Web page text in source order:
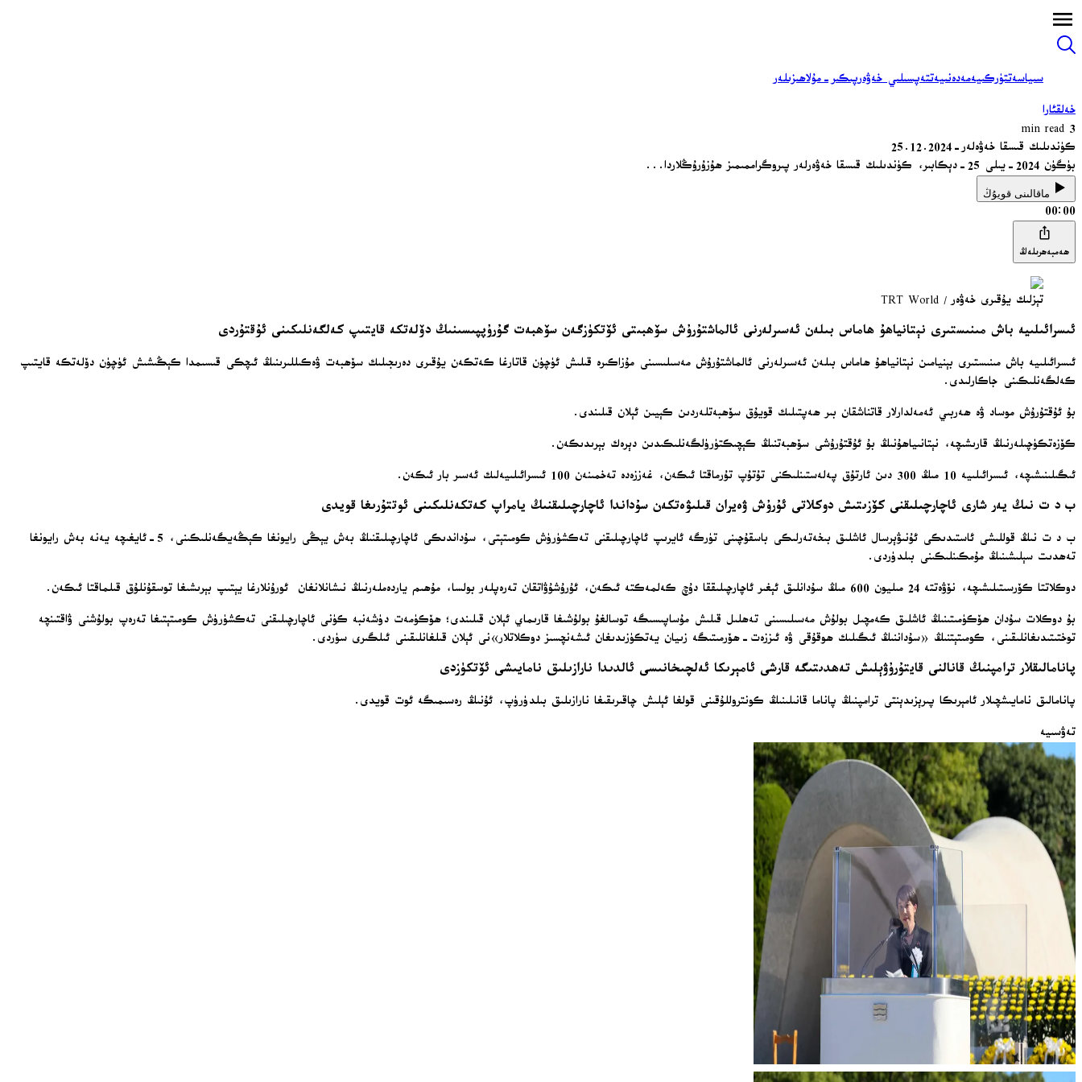
سىياسەتتۈركىيەمەدەنىيەتتەپسىلىي خەۋەرپىكىر-مۇلاھىزىلەر
خەلقئارا
3 min read
كۈندىلىك قىسقا خەۋەلەر-25.12.2024
بۈگۈن 2024-يىلى 25-دېكابىر، كۈندىلىك قىسقا خەۋەرلەر پىروگراممىمىز ھۇزۇرۇڭلاردا...
ماقالىنى قويۇڭ
00:00
ھەمبەھرىلەڭ
تېزلىك يۇقىرى خەۋەر / TRT World
ئىسرائىلىيە باش مىنىستىرى نېتانياھۇ ھاماس بىلەن ئەسىرلەرنى ئالماشتۇرۇش سۆھبىتى ئۆتكۈزگەن سۆھبەت گۇرۇپپىسىنىڭ دۆلەتكە قايتىپ كەلگەنلىكىنى ئۇقتۇردى
ئىسرائىلىيە باش مىنىستىرى بېنيامىن نېتانياھۇ ھاماس بىلەن ئەسىرلەرنى ئالماشتۇرۇش مەسىلىسىنى مۇزاكىرە قىلىش ئۈچۈن قاتارغا كەتكەن يۇقىرى دەرىجىلىك سۆھبەت ۋەكىللىرىنىڭ ئىچكى قىسىمدا كېڭىشىش ئۈچۈن دۆلەتكە قايتىپ
كەلگەنلىكىنى جاكارلىدى.
بۇ ئۇقتۇرۇش موساد ۋە ھەربىي ئەمەلدارلار قاتناشقان بىر ھەپتىلىك قويۇق سۆھبەتلەردىن كېيىن ئېلان قىلىندى.
كۆزەتكۈچىلەرنىڭ قارىشىچە، نېتانىياھۇنىڭ بۇ ئۇقتۇرۇشى سۆھبەتنىڭ كېچىكتۈرۈلگەنلىكىدىن دېرەك بېرىدىكەن.
ئىگىلىنىشىچە، ئىسرائىلىيە 10 مىڭ 300 دىن ئارتۇق پەلەستىنلىكنى تۇتۇپ تۇرماقتا ئىكەن، غەززەدە تەخمىنەن 100 ئىسرائىلىيەلىك ئەسىر بار ئىكەن.
ب د ت نىڭ يەر شارى ئاچارچىلىقنى كۆزىتىش دوكلاتى ئۇرۇش ۋەيران قىلىۋەتكەن سۇداندا ئاچارچىلىقنىڭ يامراپ كەتكەنلىكىنى ئوتتۇرىغا قويدى
ب د ت نىڭ قوللىشى ئاستىدىكى ئۇنىۋېرسال ئاشلىق بىخەتەرلىكى باسقۇچىنى تۈرگە ئايرىپ ئاچارچىلىقنى تەكشۈرۈش كومىتېتى، سۇداندىكى ئاچارچىلىقنىڭ بەش يېڭى رايونغا كېڭەيگەنلىكىنى، 5-ئايغىچە يەنە بەش رايونغا
تەھدىت سېلىشىنىڭ مۇمكىنلىكىنى بىلدۈردى.
دوكلاتتا كۆرسىتىلىشىچە، نۆۋەتتە 24 مىليون 600 مىڭ سۇدانلىق ئېغىر ئاچارچىلىققا دۇچ كەلمەكتە ئىكەن، ئۇرۇشۇۋاتقان تەرەپلەر بولسا، مۇھىم ياردەملەرنىڭ نىشانلانغان ئورۇنلارغا يېتىپ بېرىشىغا توسقۇنلۇق قىلماقتا ئىكەن.
بۇ دوكلات سۇدان ھۆكۈمىتىنىڭ ئاشلىق كەمچىل بولۇش مەسىلىسىنى تەھلىل قىلىش مۇساپىسىگە توسالغۇ بولۇشىغا قارىماي ئېلان قىلىندى؛ ھۆكۈمەت دۈشەنبە كۈنى ئاچارچىلىقنى تەكشۈرۈش كومىتېتىغا تەرەپ بولۇشنى ۋاقتىنچە
توختىتىدىغانلىقىنى، كومىتېتنىڭ «سۇداننىڭ ئىگىلىك ھوقۇقى ۋە ئىززەت-ھۆرمىتىگە زىيان يەتكۈزىدىغان ئىشەنچسىز دوكلاتلار»نى ئېلان قىلغانلىقىنى ئىلگىرى سۈردى.
پانامالىقلار ترامپنىڭ قانالنى قايتۇرۇۋېلىش تەھدىتىگە قارشى ئامېرىكا ئەلچىخانىسى ئالدىدا نارازىلىق نامايىشى ئۆتكۈزدى
پانامالىق نامايىشچىلار ئامېرىكا پىرېزىدېنتى ترامپنىڭ پاناما قانىلىنىڭ كونتروللۇقىنى قولغا ئېلىش چاقىرىقىغا نارازىلىق بىلدۈرۈپ، ئۇنىڭ رەسىمىگە ئوت قويدى.
تەۋسىيە